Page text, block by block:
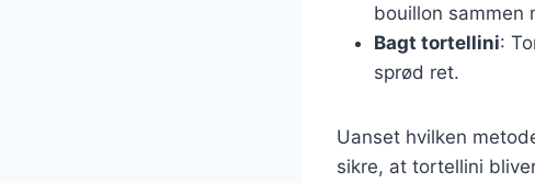
bouillon sammen
Bagt tortellini:
sprød ret.
Uanset hvilken
sikre, at tortellini